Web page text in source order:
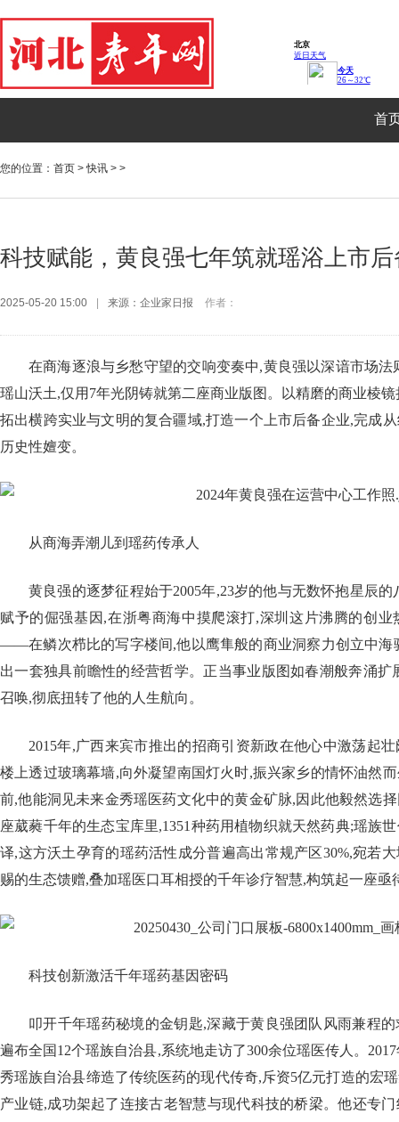
首
您的位置： 首页 >快讯 > >
科技赋能，黄良强七年筑就瑶浴上市
2025-05-20 15:00 来源：企业家日报 作者：
在商海逐浪与乡愁守望的交响变奏中,黄良强以深谙市场
瑶山沃土,仅用7年光阴铸就第二座商业版图。以精磨的商业棱
拓出横跨实业与文明的复合疆域,打造一个上市后备企业,完成
历史性嬗变。
从商海弄潮儿到瑶药传承人
黄良强的逐梦征程始于2005年,23岁的他与无数怀抱星辰
赋予的倔强基因,在浙粤商海中摸爬滚打,深圳这片沸腾的创
——在鳞次栉比的写字楼间,他以鹰隼般的商业洞察力创立中海
出一套独具前瞻性的经营哲学。正当事业版图如春潮般奔涌扩
召唤,彻底扭转了他的人生航向。
2015年,广西来宾市推出的招商引资新政在他心中激荡起
楼上透过玻璃幕墙,向外凝望南国灯火时,振兴家乡的情怀油然
前,他能洞见未来金秀瑶医药文化中的黄金矿脉,因此他毅然选
座葳蕤千年的生态宝库里,1351种药用植物织就天然药典;瑶族
译,这方沃土孕育的瑶药活性成分普遍高出常规产区30%,宛若
赐的生态馈赠,叠加瑶医口耳相授的千年诊疗智慧,构筑起一座亟
科技创新激活千年瑶药基因密码
叩开千年瑶药秘境的金钥匙,深藏于黄良强团队风雨兼程
遍布全国12个瑶族自治县,系统地走访了300余位瑶医传人。
秀瑶族自治县缔造了传统医药的现代传奇,斥资5亿元打造的宏
产业链,成功架起了连接古老智慧与现代科技的桥梁。他还专